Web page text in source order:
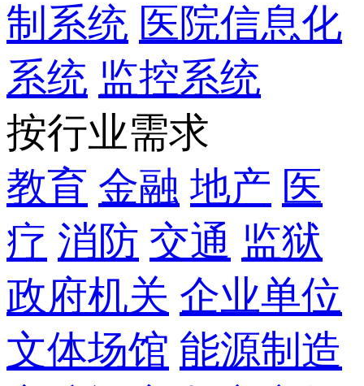
制系统 医院信息化
系统 监控系统
按行业需求
教育 金融 地产 医
疗 消防 交通 监狱
政府机关 企业单位
文体场馆 能源制造